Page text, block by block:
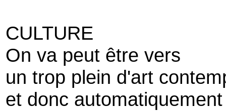
CULTURE
On va peut être vers
un trop plein d'art
et donc automatiquement